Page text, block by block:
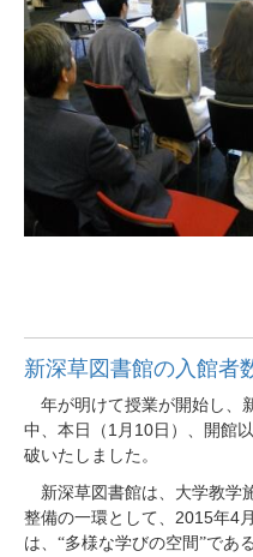
新深草図書館の入館者
年が明けて授業が開始し、
中、本日（ 1 月 10 日）、開館
破いたしました。
新深草図書館は、大学教学
整備の一環として、 2015年4 月
は、“多様な学びの空間”であ